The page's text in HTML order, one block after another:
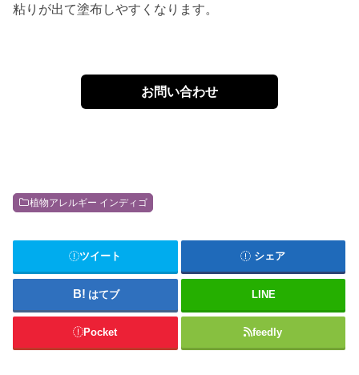
粘りが出て塗布しやすくなります。
お問い合わせ
植物アレルギー インディゴ
ツイート シェア
はてブ LINE
Pocket feedly